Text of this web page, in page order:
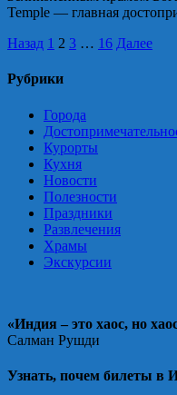
Temple — главная
Навигация
по
Назад 1 2 3 … 16 Далее
Рубрики
Города
Курорты
Кухня
Новости
Полезности
Праздники
Развлечения
Храмы
Экскурсии
«Индия – это хаос, но
Салман Рушди
Узнать, почем билеты в